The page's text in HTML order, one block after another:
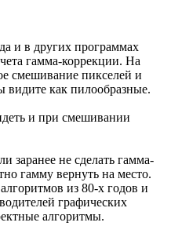
и в других программах
гамма-коррекции. На
смешивание пикселей и
видите как пилообразные.
и при смешивании
заранее не сделать гамма-
гамму вернуть на место.
из 80-х годов и
графических
алгоритмы.